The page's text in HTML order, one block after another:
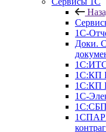
1С-
Доки.
1С:КП
1С:КП
1С-